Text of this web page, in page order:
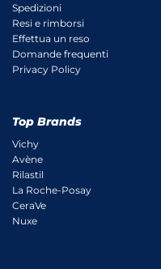
Spedizioni
Resi e rimborsi
Effettua un reso
Domande frequenti
Privacy Policy
Top Brands
Vichy
Avène
Rilastil
La Roche-Posay
CeraVe
Nuxe